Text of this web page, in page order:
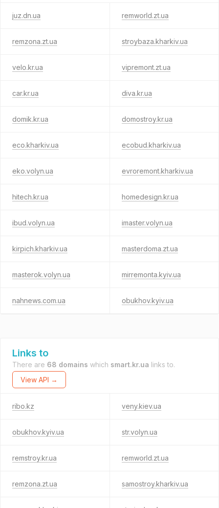
juz.dn.ua remworld.zt.ua
remzona.zt.ua stroybaza.kharkiv.ua
velo.kr.ua vipremont.zt.ua
car.kr.ua diva.kr.ua
domik.kr.ua domostroy.kr.ua
eco.kharkiv.ua ecobud.kharkiv.ua
eko.volyn.ua evroremont.kharkiv.ua
hitech.kr.ua homedesign.kr.ua
ibud.volyn.ua imaster.volyn.ua
kirpich.kharkiv.ua masterdoma.zt.ua
masterok.volyn.ua mirremonta.kyiv.ua
nahnews.com.ua obukhov.kyiv.ua
Links to
There are 68 domains which smart.kr.ua links to.
View API →
ribo.kz veny.kiev.ua
obukhov.kyiv.ua str.volyn.ua
remstroy.kr.ua remworld.zt.ua
remzona.zt.ua samostroy.kharkiv.ua